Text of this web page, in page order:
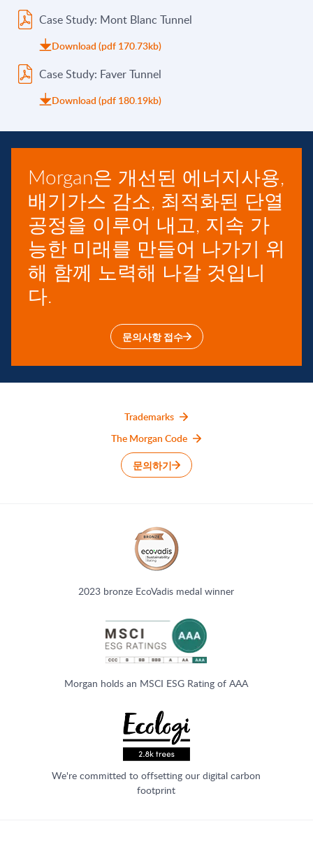
Case Study: Mont Blanc Tunnel
Download (pdf 170.73kb)
Case Study: Faver Tunnel
Download (pdf 180.19kb)
Morgan은 개선된 에너지사용,
배기가스 감소, 최적화된 단열
공정을 이루어 내고, 지속 가
능한 미래를 만들어 나가기 위
해 함께 노력해 나갈 것입니
다.
문의사항 접수
Trademarks
The Morgan Code
문의하기
2023 bronze EcoVadis medal winner
Morgan holds an MSCI ESG Rating of AAA
We're committed to offsetting our digital carbon
footprint